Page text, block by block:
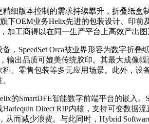
细版本控制的需求持续攀升，折叠纸
下OEM业务Helix先进的包装设计、印
工商得以在同一生产平台上高效产出
，SpeedSet Orca被业界形容为数字折
输出品质可媲美传统胶印。其最大成像
、零售包装等多元应用场景。此外，
的SmartDFE智能数字前端平台的嵌入
Direct RIP内核，支持可变数据
从而减少浪费。与此同时，Hybrid